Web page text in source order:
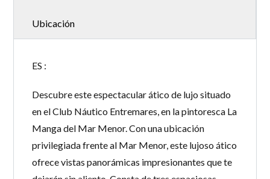
Ubicación
ES :
Descubre este espectacular ático de lujo situado
en el Club Náutico Entremares, en la pintoresca La
Manga del Mar Menor. Con una ubicación
privilegiada frente al Mar Menor, este lujoso ático
ofrece vistas panorámicas impresionantes que te